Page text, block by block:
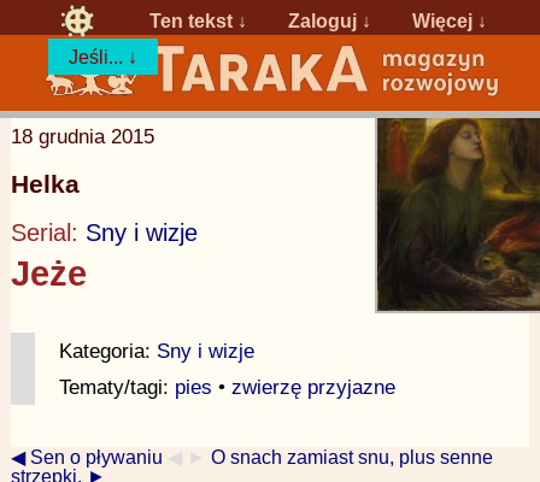
Ten tekst ↓ Zaloguj ↓
Więcej ↓
Jeśli... ↓
18 grudnia 2015
Helka
Serial: Sny i wizje
Jeże
Kategoria: Sny i wizje
Tematy/tagi: pies • zwierzę przyjazne
◀ Sen o pływaniu ◀ ► O snach zamiast snu, plus senne
strzępki. ►